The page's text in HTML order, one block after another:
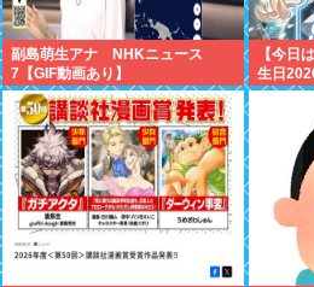
副島萌生アナ NHKニュース
7【GIF動画あり】
【今日
生日